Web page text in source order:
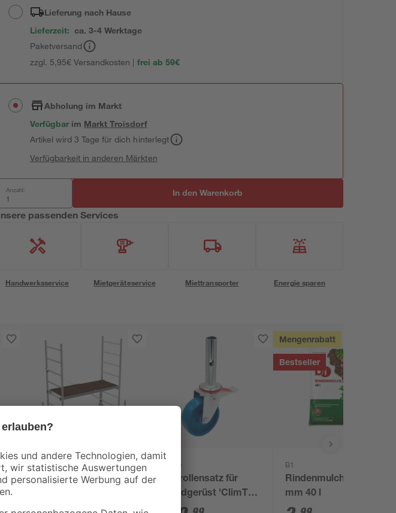
Lieferung nach Hause
Lieferzeit: ca. 3-4 Werktage
Paketversand
zzgl. 5,95€ Versandkosten | frei ab 59€
Abholung im Markt
Verfügbar im MarktTroisdorf
Artikel wird 3 Tage für dich hinterlegt
Verfügbarkeit in anderen Märkten
Anzahl: In den Warenkorb
passenden Services
Handwerksservice Mietgeräteservice Miettransporter Energie sparen
Krause
Grundgerüst 'ClimTec
Krause
Fahrrollensatz für
Grundgerüst 'ClimTec
System' 4 Stück, Ø
Mengenrabatt
Bestseller
B1
Rindenmulch 0-40
mm 40 l